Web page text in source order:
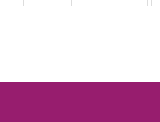
pagina